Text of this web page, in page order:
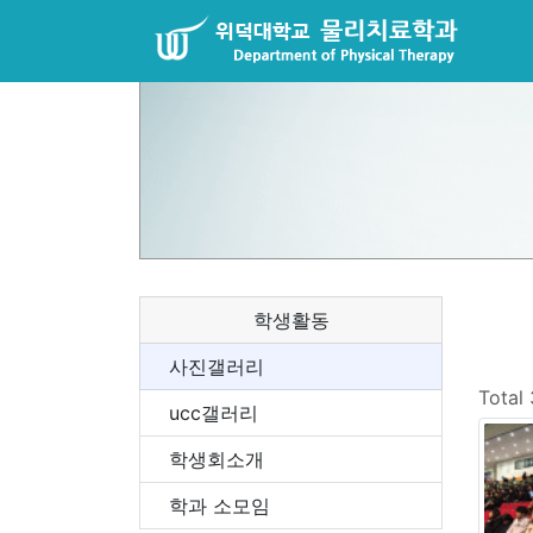
학생활동
사진갤러리
ucc갤러리
학생회소개
학과 소모임
Total